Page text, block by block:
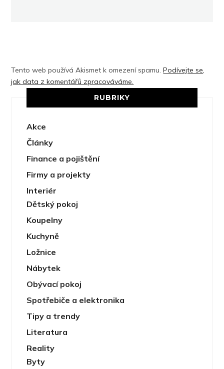
Tento web používá Akismet k omezení spamu.Podívejte se,
jak data z komentářů zpracováváme.
RUBRIKY
Akce
Články
Finance a pojištění
Firmy a projekty
Interiér
Dětský pokoj
Koupelny
Kuchyně
Ložnice
Nábytek
Obývací pokoj
Spotřebiče a elektronika
Tipy a trendy
Literatura
Reality
Byty